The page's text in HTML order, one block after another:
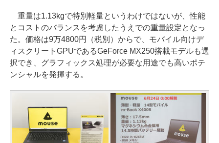
重量は1.13kgで特別軽量というわけではないが、性能
とコストのバランスを考慮したうえでの重量設定となっ
た。価格は9万4800円（税別）からで、モバイル向けデ
ィスクリートGPUであるGeForce MX250搭載モデルも選
択でき、グラフィックス処理が必要な用途でも高いポテ
ンシャルを発揮する。